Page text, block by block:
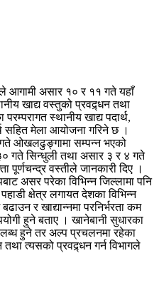
आगामी असार १० र ११ गते यहाँ
खाद्य वस्तुको प्रवद्र्धन तथा
स्थानीय खाद्य पदार्थ,
सहित मेला आयोजना गरिने छ ।
ओखलढुङ्गामा सम्पन्न भएको
गते सिन्धुली तथा असार ३ र ४ गते
पूर्णचन्द्र वस्तीले जानकारी दिए ।
असर परेका विभिन्न जिल्लामा पनि
क्षेत्र लगायत देशका विभिन्न
र खाद्यान्नमा परनिर्भरता कम
हुने बताए । खानेबानी सुधारका
हुने तर अल्प प्रचलनमा रहेका
तथा त्यसको प्रवद्र्धन गर्न विभागले